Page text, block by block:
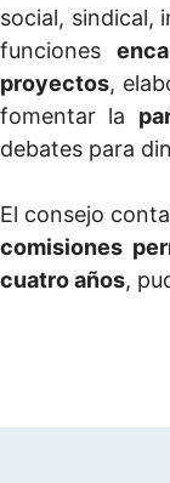
social, sindical,
funciones
proyectos,
fomentar la
debates para
El consejo
comisiones
cuatro años,